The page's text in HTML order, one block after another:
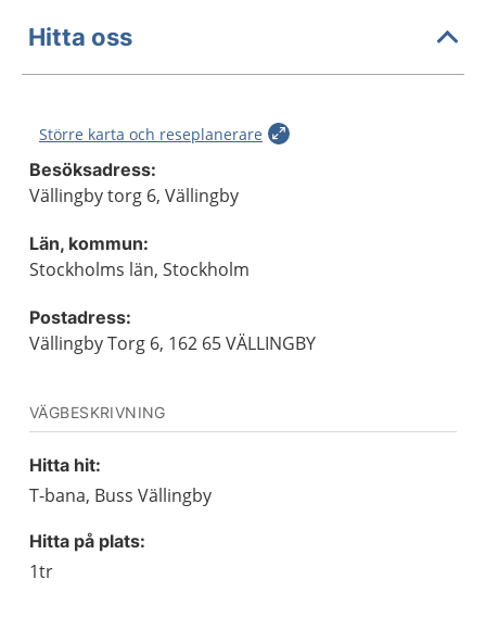
Hitta oss
Större karta och reseplanerare
Besöksadress:
Vällingby torg 6, Vällingby
Län, kommun:
Stockholms län, Stockholm
Postadress:
Vällingby Torg 6, 162 65 VÄLLINGBY
VÄGBESKRIVNING
Hitta hit:
T-bana, Buss Vällingby
Hitta på plats:
1tr